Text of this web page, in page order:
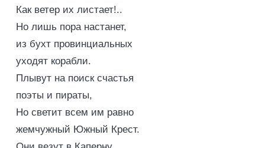
Как ветер их листает!..
Но лишь пора настанет,
из бухт провинциальных
уходят корабли.
Плывут на поиск счастья
поэты и пираты,
Но светит всем им равно
жемчужный Южный Крест.